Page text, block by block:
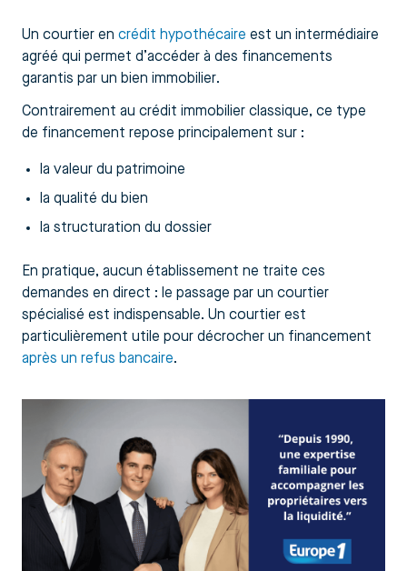
Un courtier en crédit hypothécaire est un intermédiaire
agréé qui permet d’accéder à des financements
garantis par un bien immobilier.
Contrairement au crédit immobilier classique, ce type
de financement repose principalement sur :
la valeur du patrimoine
la qualité du bien
la structuration du dossier
En pratique, aucun établissement ne traite ces
demandes en direct : le passage par un courtier
spécialisé est indispensable. Un courtier est
particulièrement utile pour décrocher un financement
après un refus bancaire.